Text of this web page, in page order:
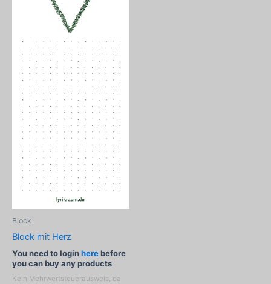
Block
Block mit Herz
You need to loginherebefore
you can buy any products
Kein Mehrwertsteuerausweis, da